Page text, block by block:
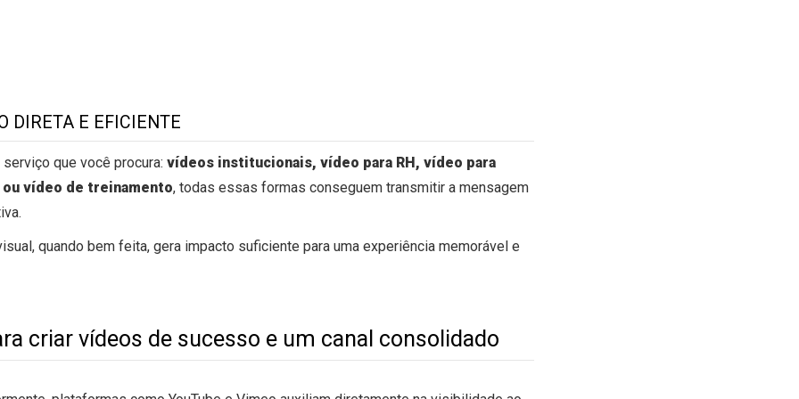
DIRETA E EFICIENTE
que você procura: vídeos institucionais, vídeo para RH, vídeo para
vídeo de treinamento, todas essas formas conseguem transmitir a mensagem
quando bem feita, gera impacto suficiente para uma experiência memorável e
criar vídeos de sucesso e um canal consolidado